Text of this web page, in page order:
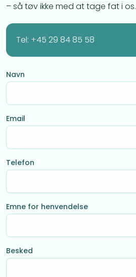
– så tøv ikke med at tage fat i os.
Tel: +45 29 84 85 58
Navn
Email
Telefon
Emne for henvendelse
Besked